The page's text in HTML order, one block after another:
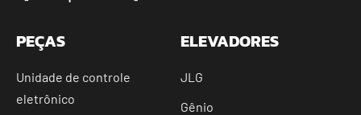
PEÇAS
Unidade de controle
eletrônico
ELEVADORES
JLG
Gênio